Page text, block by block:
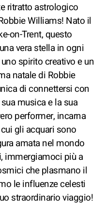
ritratto astrologico
Williams! Nato il
on-Trent, questo
vera stella in ogni
spirito creativo e un
natale di Robbie
di connettersi con
musica e la sua
performer, incarna
gli acquari sono
amata nel mondo
immergiamoci più a
che plasmano il
le influenze celesti
straordinario viaggio!